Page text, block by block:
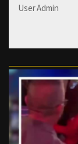
User Admin